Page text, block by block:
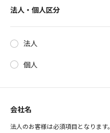
法人・個人区分
法人
個人
会社名
法人のお客様は必須項目となります。